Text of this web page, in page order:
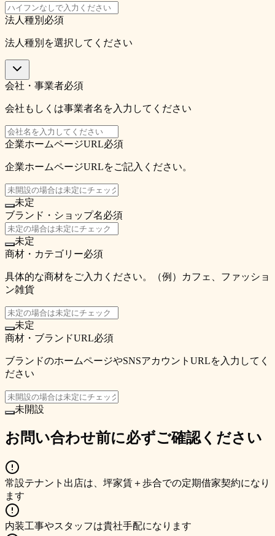
法人種別 必須
法人種別を選択してください
会社・事業者必須
会社もしくは事業者名を入力してください
企業ホームページURL必須
企業ホームページURLをご記入ください。
未定
ブランド・ショップ名必須
未定
商材・カテゴリー必須
具体的な商材をご入力ください。（例）カフェ、ファッショ
ン雑貨
未定
商材・ブランドURL必須
ブランドのホームページやSNSアカウントURLを入力してく
ださい
未開設
お問い合わせ前に必ずご確認ください
常設テナント出店は、坪家賃＋歩合での定期借家契約になり
ます
内装工事やスタッフは貴社手配になります